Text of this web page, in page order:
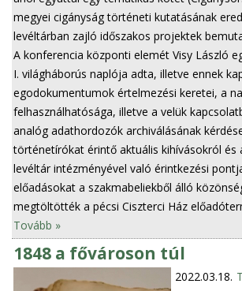
megyei cigányság történeti kutatásának
levéltárban zajló időszakos projektek
A konferencia központi elemét Visy László
I. világháborús naplója adta, illetve ennek
egodokumentumok értelmezési keretei, a
felhasználhatósága, illetve a velük
analóg adathordozók archiválásának
történetírókat érintő aktuális kihívásokról és
levéltár intézményével való érintkezési
előadásokat a szakmabeliekből álló
megtöltötték a pécsi Ciszterci Ház
Tovább »
1848 a fővároson túl
2022.03.18.